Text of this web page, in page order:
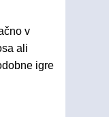
v
ali
igre